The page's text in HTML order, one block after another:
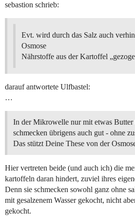
sebastion schrieb:
Evt. wird durch das Salz auch
Osmose
Nährstoffe aus der Kartoffel
darauf antwortete Ulfbastel:
…
In der Mikrowelle nur mit etwas Butter
schmecken übrigens auch gut - ohne
Das stützt Deine These von der
Hier vertreten beide (und auch ich) die
kartoffeln daran hindert, zuviel ihres
Denn sie schmecken sowohl ganz ohne
mit gesalzenem Wasser gekocht, nicht
gekocht.